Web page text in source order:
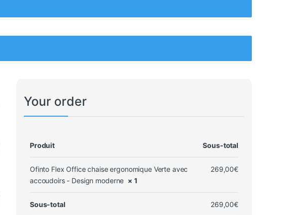
Your order
Produit Sous-total
Ofinto Flex Office chaise ergonomique Verte avec
accoudoirs - Design moderne × 1
269,00€
Sous-total 269,00€